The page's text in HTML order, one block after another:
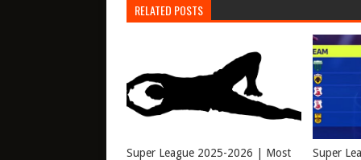
RELATED POSTS
Super League 2025-2026 | Most
Super